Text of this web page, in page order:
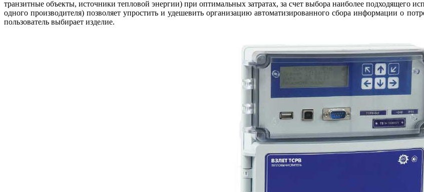
транзитные объекты, источники тепловой энергии) при оптимальных затратах, за счет выбора наиболее подходящего
одного производителя) позволяет упростить и удешевить организацию автоматизированного сбора информации о
пользователь выбирает изделие.